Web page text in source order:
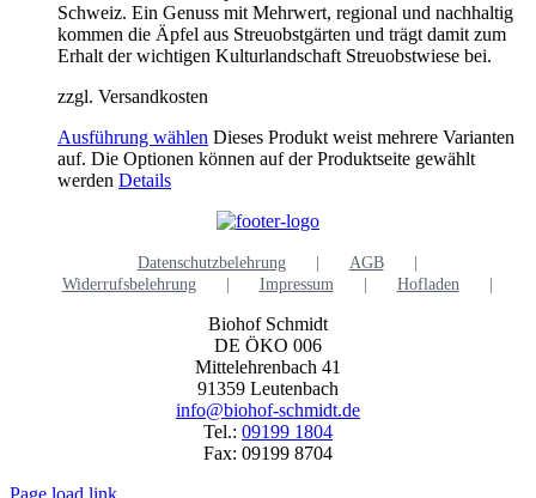
Schweiz. Ein Genuss mit Mehrwert, regional und nachhaltig
kommen die Äpfel aus Streuobstgärten und trägt damit zum
Erhalt der wichtigen Kulturlandschaft Streuobstwiese bei.
zzgl. Versandkosten
Ausführung wählen Dieses Produkt weist mehrere Varianten
auf. Die Optionen können auf der Produktseite gewählt
werden Details
Datenschutzbelehrung
AGB
Widerrufsbelehrung
Impressum Hofladen
Biohof Schmidt
DE ÖKO 006
Mittelehrenbach 41
91359 Leutenbach
info@biohof-schmidt.de
Tel.: 09199 1804
Fax: 09199 8704